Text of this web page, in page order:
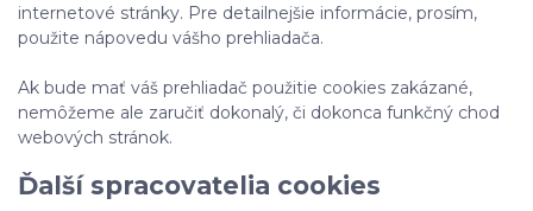
internetové stránky. Pre detailnejšie informácie, prosím,
použite nápovedu vášho prehliadača.
Ak bude mať váš prehliadač použitie cookies zakázané,
nemôžeme ale zaručiť dokonalý, či dokonca funkčný chod
webových stránok.
Ďalší spracovatelia cookies